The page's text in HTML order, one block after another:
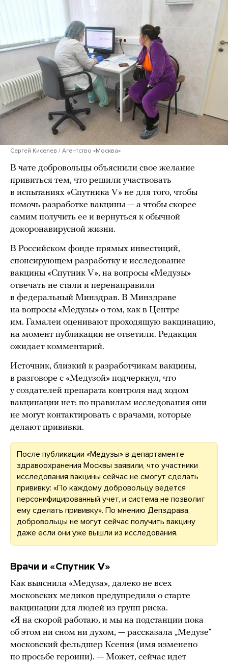
Сергей Киселев / Агентство «Москва»
В чате добровольцы объяснили свое желание
привиться тем, что решили участвовать
в испытаниях «Спутника V» не для того, чтобы
помочь разработке вакцины — а чтобы скорее
самим получить ее и вернуться к обычной
докоронавирусной жизни.
В Российском фонде прямых инвестиций,
спонсирующем разработку и исследование
вакцины «Спутник V», на вопросы «Медузы»
отвечать не стали и перенаправили
в федеральный Минздрав. В Минздраве
на вопросы «Медузы» о том, как в Центре
им. Гамалеи оценивают проходящую вакцинацию,
на момент публикации не ответили. Редакция
ожидает комментарий.
Источник, близкий к разработчикам вакцины,
в разговоре с «Медузой» подчеркнул, что
у создателей препарата контроля над ходом
вакцинации нет: по правилам исследования они
не могут контактировать с врачами, которые
делают прививки.
После публикации «Медузы» в департаменте
здравоохранения Москвы заявили, что участники
исследования вакцины сейчас не смогут сделать
прививку: «По каждому добровольцу ведется
персонифицированный учет, и система не позволит
ему сделать прививку». По мнению Депздрава,
добровольцы не могут сейчас получить вакцину
даже если они уже вышли из исследования.
Врачи и «Спутник V»
Как выяснила «Медуза», далеко не всех
московских медиков предупредили о старте
вакцинации для людей из групп риска.
«Я на скорой работаю, и мы на подстанции пока
об этом ни сном ни духом, — рассказала „Медузе“
московский фельдшер Ксения (имя изменено
по просьбе героини). — Может, сейчас идет